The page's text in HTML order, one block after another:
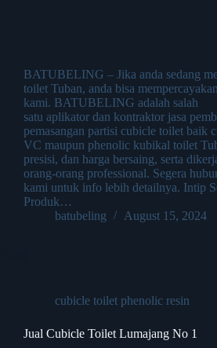
BATUBELING – Jika anda sedang
toilet Tuban, anda bisa
kami. BATUBELING adalah salah
satu aplikator dan kontraktor jasa
pemasangan partisi cubicle toilet baik
VC maupun phenolic kubikal toilet
presisi, dan harga bersaing, serta
orang-orang professional. Segera
kami untuk info lebih detailnya. Intip
Produk…
batubeling
August 15, 2024
cubicle toilet phenolic resin
Jual Cubicle Toilet Lumajang No 1